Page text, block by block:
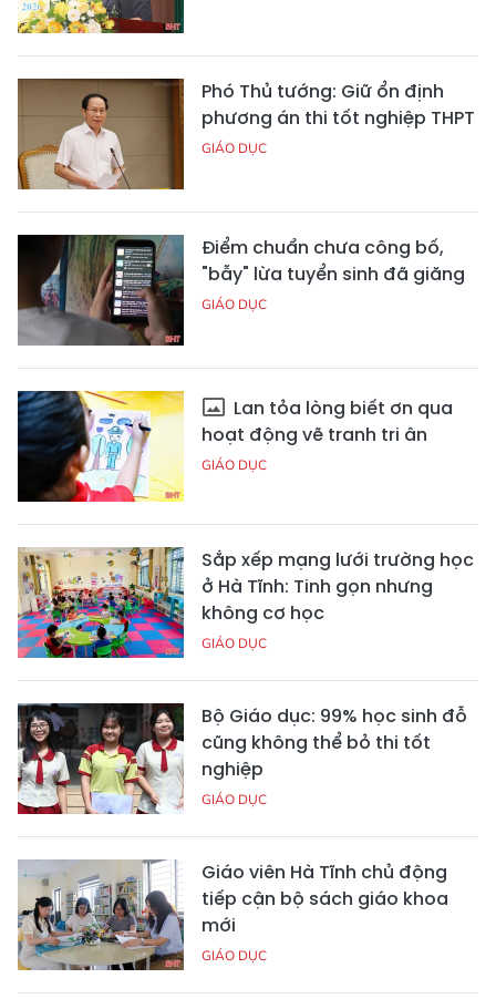
Phó Thủ tướng: Giữ ổn định
phương án thi tốt nghiệp THPT
GIÁO DỤC
Điểm chuẩn chưa công bố,
"bẫy" lừa tuyển sinh đã giăng
GIÁO DỤC
Lan tỏa lòng biết ơn qua
hoạt động vẽ tranh tri ân
GIÁO DỤC
Sắp xếp mạng lưới trường học
ở Hà Tĩnh: Tinh gọn nhưng
không cơ học
GIÁO DỤC
Bộ Giáo dục: 99% học sinh đỗ
cũng không thể bỏ thi tốt
nghiệp
GIÁO DỤC
Giáo viên Hà Tĩnh chủ động
tiếp cận bộ sách giáo khoa
mới
GIÁO DỤC